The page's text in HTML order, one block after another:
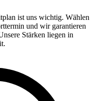
ist uns wichtig. Wählen
und wir garantieren
Stärken liegen in